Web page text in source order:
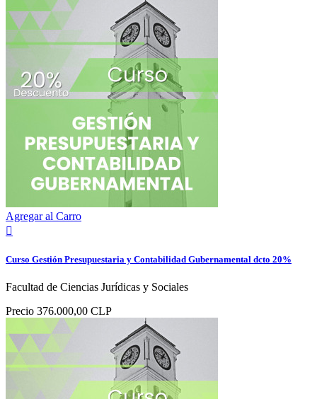
Agregar al Carro

Curso Gestión Presupuestaria y Contabilidad Gubernamental dcto 20%
Facultad de Ciencias Jurídicas y Sociales
Precio 376.000,00 CLP